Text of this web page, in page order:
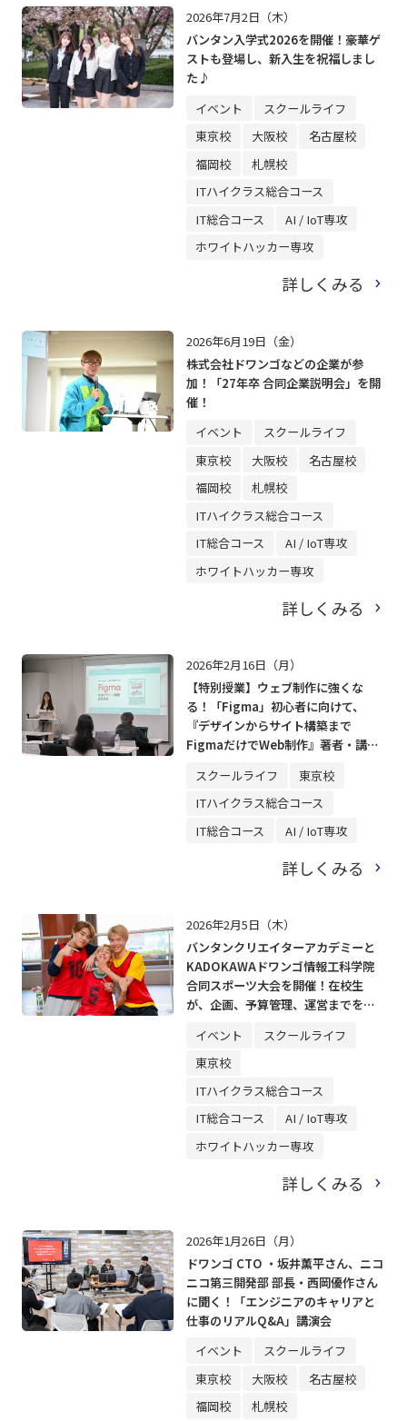
2026年7月2日（木）
バンタン入学式2026を開催！豪華ゲ
ストも登場し、新入生を祝福しまし
た♪
イベント
スクールライフ
東京校
大阪校
名古屋校
福岡校
札幌校
ITハイクラス総合コース
IT総合コース
AI / IoT専攻
ホワイトハッカー専攻
詳しくみる
2026年6月19日（金）
株式会社ドワンゴなどの企業が参
加！「27年卒 合同企業説明会」を開
催！
イベント
スクールライフ
東京校
大阪校
名古屋校
福岡校
札幌校
ITハイクラス総合コース
IT総合コース
AI / IoT専攻
ホワイトハッカー専攻
詳しくみる
2026年2月16日（月）
【特別授業】ウェブ制作に強くな
る！「Figma」初心者に向けて、
『デザインからサイト構築まで
FigmaだけでWeb制作』著者・講師
スクールライフ
東京校
ITハイクラス総合コース
IT総合コース
AI / IoT専攻
詳しくみる
2026年2月5日（木）
バンタンクリエイターアカデミーと
KADOKAWAドワンゴ情報工科学院
合同スポーツ大会を開催！在校生
が、企画、予算管理、運営までをト
イベント
スクールライフ
東京校
ITハイクラス総合コース
IT総合コース
AI / IoT専攻
ホワイトハッカー専攻
詳しくみる
2026年1月26日（月）
ドワンゴ CTO ・坂井薫平さん、ニコ
ニコ第三開発部 部長・西岡優作さん
に聞く！「エンジニアのキャリアと
仕事のリアルQ&A」講演会
イベント
スクールライフ
東京校
大阪校
名古屋校
福岡校
札幌校